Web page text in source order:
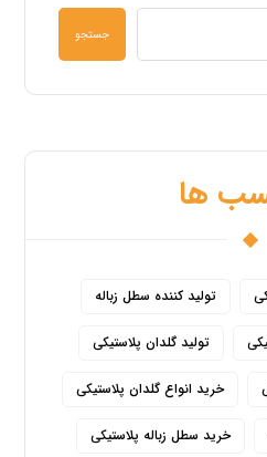
جستجو
ها
تولید کننده سطل زباله
تولید گلدان پلاستیکی
خرید انواع گلدان پلاستیکی
خرید سطل زباله پلاستیکی